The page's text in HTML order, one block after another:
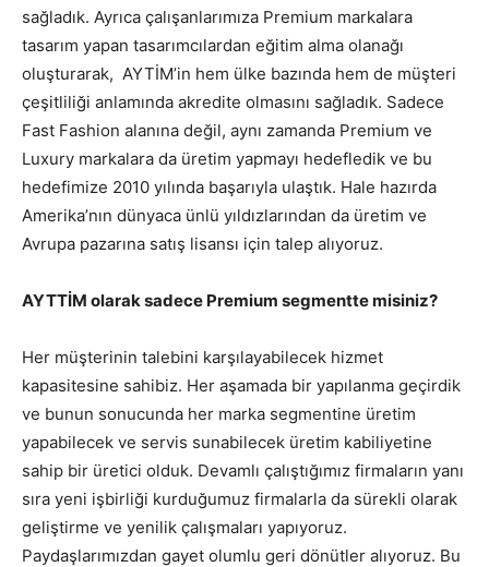
sağladık. Ayrıca çalışanlarımıza Premium markalara
tasarım yapan tasarımcılardan eğitim alma olanağı
oluşturarak, AYTİM’in hem ülke bazında hem de müşteri
çeşitliliği anlamında akredite olmasını sağladık. Sadece
Fast Fashion alanına değil, aynı zamanda Premium ve
Luxury markalara da üretim yapmayı hedefledik ve bu
hedefimize 2010 yılında başarıyla ulaştık. Hale hazırda
Amerika’nın dünyaca ünlü yıldızlarından da üretim ve
Avrupa pazarına satış lisansı için talep alıyoruz.
AYTTİM olarak sadece Premium segmentte misiniz?
Her müşterinin talebini karşılayabilecek hizmet
kapasitesine sahibiz. Her aşamada bir yapılanma geçirdik
ve bunun sonucunda her marka segmentine üretim
yapabilecek ve servis sunabilecek üretim kabiliyetine
sahip bir üretici olduk. Devamlı çalıştığımız firmaların yanı
sıra yeni işbirliği kurduğumuz firmalarla da sürekli olarak
geliştirme ve yenilik çalışmaları yapıyoruz.
Paydaşlarımızdan gayet olumlu geri dönütler alıyoruz. Bu